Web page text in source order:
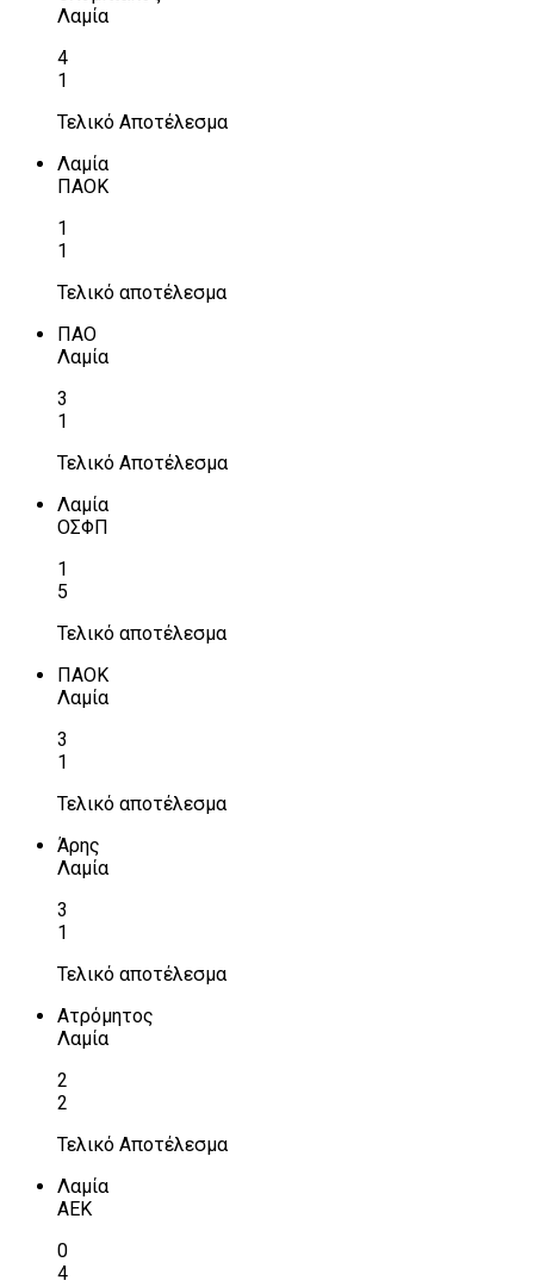
Λαμία
4
1
Τελικό Αποτέλεσμα
Λαμία
ΠΑΟΚ
1
1
Τελικό αποτέλεσμα
ΠΑΟ
Λαμία
3
1
Τελικό Αποτέλεσμα
Λαμία
ΟΣΦΠ
1
5
Τελικό αποτέλεσμα
ΠΑΟΚ
Λαμία
3
1
Τελικό αποτέλεσμα
Άρης
Λαμία
3
1
Τελικό αποτέλεσμα
Ατρόμητος
Λαμία
2
2
Τελικό Αποτέλεσμα
Λαμία
ΑΕΚ
0
4